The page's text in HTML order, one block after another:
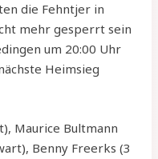
die Fehntjer in
mehr gesperrt sein
um 20:00 Uhr
Heimsieg
Maurice Bultmann
Benny Freerks (3